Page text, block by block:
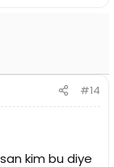
#14
kim bu diye